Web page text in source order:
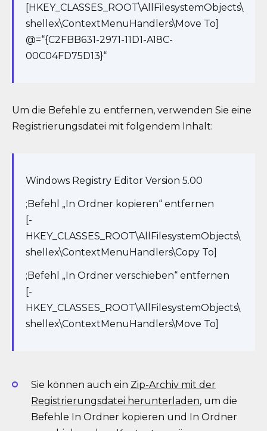
[HKEY_CLASSES_ROOT\AllFilesystemObjects\
shellex\ContextMenuHandlers\Move To]
@=“{C2FBB631-2971-11D1-A18C-
00C04FD75D13}“
Um die Befehle zu entfernen, verwenden Sie eine
Registrierungsdatei mit folgendem Inhalt:
Windows Registry Editor Version 5.00
;Befehl „In Ordner kopieren“ entfernen
[-
HKEY_CLASSES_ROOT\AllFilesystemObjects\
shellex\ContextMenuHandlers\Copy To]
;Befehl „In Ordner verschieben“ entfernen
[-
HKEY_CLASSES_ROOT\AllFilesystemObjects\
shellex\ContextMenuHandlers\Move To]
Sie können auch ein Zip-Archiv mit der
Registrierungsdatei herunterladen, um die
Befehle In Ordner kopieren und In Ordner